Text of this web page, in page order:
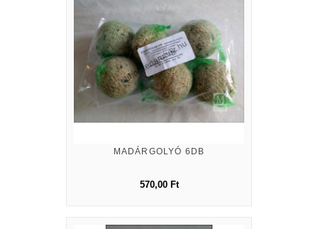
MADÁRGOLYÓ 6DB
570,00 Ft